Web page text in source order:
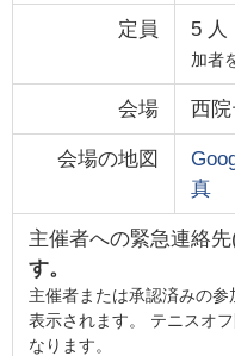
定員 5 人
加者
会場 西院
会場の地図
真
主催者への緊急連絡先
す。
主催者または承認済みの参
表示されます。 テニスオ
なります。